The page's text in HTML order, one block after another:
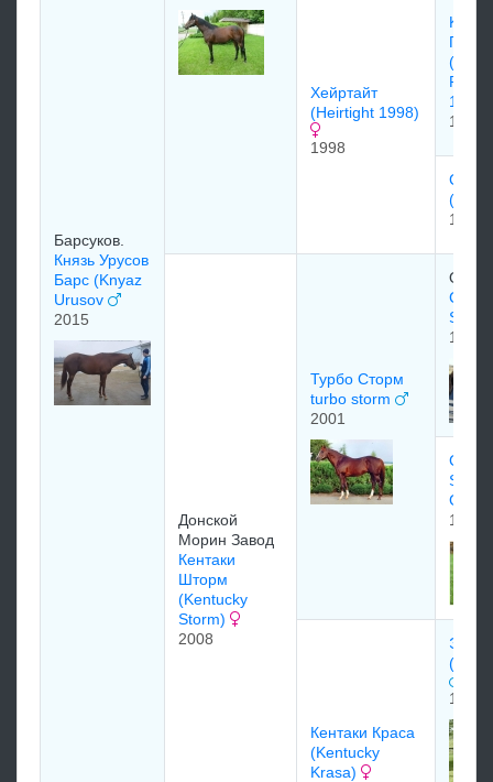
Барсуков.
Князь Урусов
Барс (Knyaz
Urusov
2015
Хейpтaйт
(Heirtight 1998)
1998
1979)
1979
1992
Донской
Морин Завод
Кентаки
Шторм
(Kentucky
Storm)
2008
Турбо Сторм
turbo storm
2001
1983
Скуп
1990
Кентаки Краса
(Kentucky
Krasa)
1997